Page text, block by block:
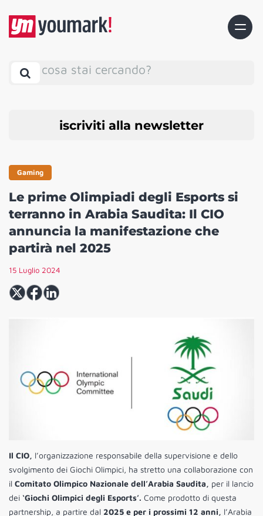
cosa stai cercando?
iscriviti alla newsletter
Gaming
Le prime Olimpiadi degli Esports si
terranno in Arabia Saudita: Il CIO
annuncia la manifestazione che
partirà nel 2025
15 Luglio 2024
Il CIO, l’organizzazione responsabile della supervisione e dello
svolgimento dei Giochi Olimpici, ha stretto una collaborazione con
il Comitato Olimpico Nazionale dell’Arabia Saudita, per il lancio
dei ‘Giochi Olimpici degli Esports’. Come prodotto di questa
partnership, a partire dal 2025 e per i prossimi 12 anni, l’Arabia